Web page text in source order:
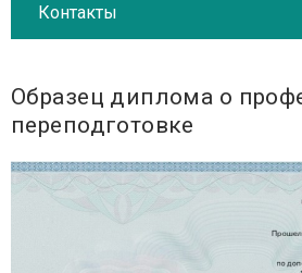
Контакты
Образец диплома о
переподготовке